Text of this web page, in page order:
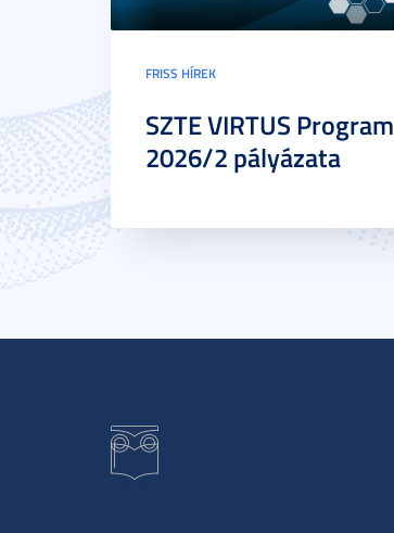
FRISS HÍREK
SZTE VIRTUS Program
2026/2 pályázata